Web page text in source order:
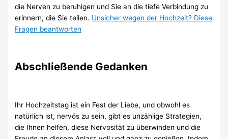
die Nerven zu beruhigen und Sie an die tiefe Verbindung zu
erinnern, die Sie teilen. Unsicher wegen der Hochzeit? Diese
Fragen beantworten
Abschließende Gedanken
Ihr Hochzeitstag ist ein Fest der Liebe, und obwohl es
natürlich ist, nervös zu sein, gibt es unzählige Strategien,
die Ihnen helfen, diese Nervosität zu überwinden und die